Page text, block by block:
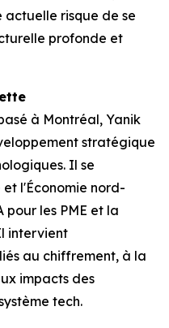
actuelle risque de se
profonde et
à Montréal, Yanik
stratégique
Il se
l'Économie nord-
les PME et la
intervient
au chiffrement, à la
impacts des
tech.